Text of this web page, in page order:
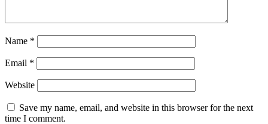
Name *
Email *
Website
Save my name, email, and website in this browser for the next
time I comment.